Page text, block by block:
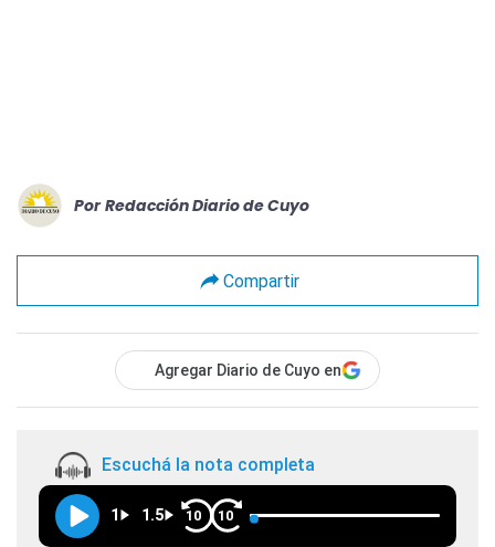
Por Redacción Diario de Cuyo
Compartir
Agregar Diario de Cuyo en
Escuchá la nota completa
1 1.5 10 10